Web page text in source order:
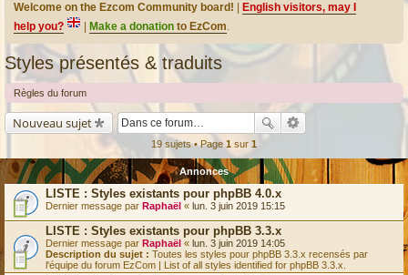
Welcome on the Ezcom Community board!
English visitors, may I
help you?
Make a donation to EzCom.
Styles présentés & traduits
Règles du forum
Nouveau sujet
19 sujets • Page 1 sur 1
Annonces
LISTE : Styles existants pour phpBB 4.0.x
Dernier message par Raphaël « lun. 3 juin 2019 15:15
LISTE : Styles existants pour phpBB 3.3.x
Dernier message par Raphaël « lun. 3 juin 2019 14:05
Description du sujet : Toutes les styles pour phpBB 3.3.x recensés par
l'équipe du forum EzCom | List of all styles identified for phpBB 3.3.x.